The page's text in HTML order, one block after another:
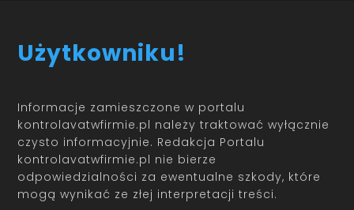
Użytkowniku!
Informacje zamieszczone w portalu
kontrolavatwfirmie.pl należy traktować wyłącznie
czysto informacyjnie. Redakcja Portalu
kontrolavatwfirmie.pl nie bierze
odpowiedzialności za ewentualne szkody, które
mogą wynikać ze złej interpretacji treści.